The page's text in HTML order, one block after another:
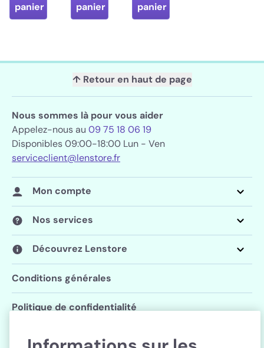
panier
panier
panier
↑ Retour en haut de page
Nous sommes là pour vous aider
Appelez-nous au 09 75 18 06 19
Disponibles 09:00-18:00 Lun - Ven
serviceclient@lenstore.fr
Mon compte
Nos services
Découvrez Lenstore
Conditions générales
Politique de confidentialité
Paramètres des cookies